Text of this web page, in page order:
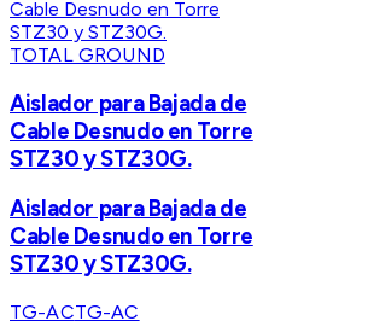
TOTAL GROUND
Aislador para Bajada de
Cable Desnudo en Torre
STZ30 y STZ30G.
Aislador para Bajada de
Cable Desnudo en Torre
STZ30 y STZ30G.
TG-ACTG-AC